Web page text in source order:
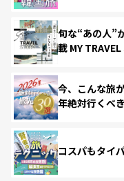
旬な“あの人”
載 MY
今、こんな旅
年絶対行くべ
コスパもタイ